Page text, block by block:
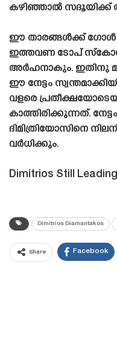
കഴിഞ്ഞാൽ സദൂയിക്ക്
ഈ താരങ്ങൾക്ക് ഗോൾ
ഇത്തവണ ടോപ് സ്‌കോറർ
അർഹനാകും. ഇതിനു
ഈ നേട്ടം
വളരെ
കാത്തിരിക്കുന്നത്.
ദിമിത്രിയോസിനെ
വർധിക്കും.
Dimitrios Still
Dimitrios Diamantakos
Share Facebook